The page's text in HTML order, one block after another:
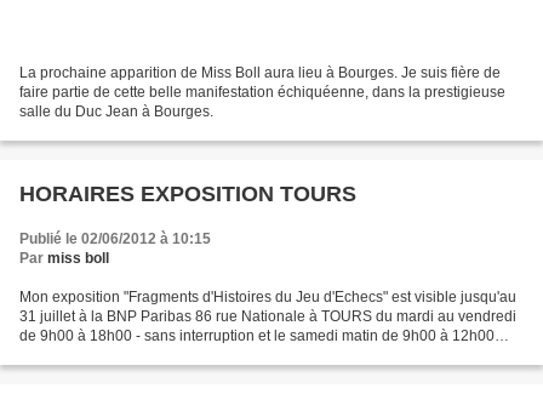
La prochaine apparition de Miss Boll aura lieu à Bourges. Je suis fière de
faire partie de cette belle manifestation échiquéenne, dans la prestigieuse
salle du Duc Jean à Bourges.
HORAIRES EXPOSITION TOURS
Publié le 02/06/2012 à 10:15
Par miss boll
Mon exposition "Fragments d'Histoires du Jeu d'Echecs" est visible jusqu'au
31 juillet à la BNP Paribas 86 rue Nationale à TOURS du mardi au vendredi
de 9h00 à 18h00 - sans interruption et le samedi matin de 9h00 à 12h00